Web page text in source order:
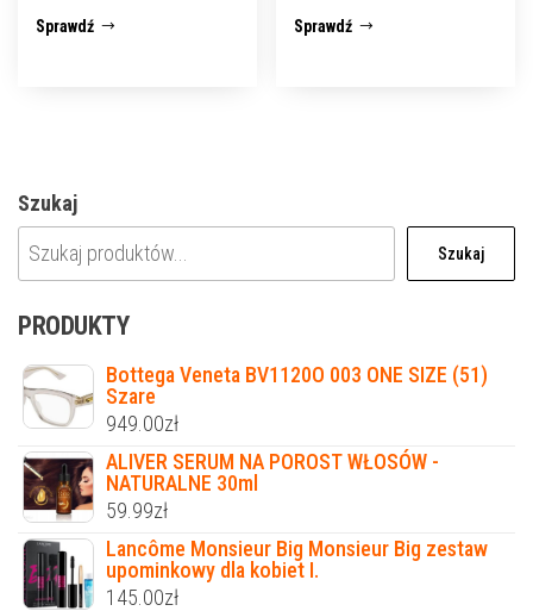
Sprawdź Sprawdź
Szukaj
Szukaj
PRODUKTY
Bottega Veneta BV1120O 003 ONE SIZE (51)
Szare
949.00zł
ALIVER SERUM NA POROST WŁOSÓW -
NATURALNE 30ml
59.99zł
Lancôme Monsieur Big Monsieur Big zestaw
upominkowy dla kobiet I.
145.00zł